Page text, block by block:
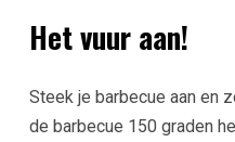
Het vuur aan!
Steek je barbecue aan en
de barbecue 150 graden